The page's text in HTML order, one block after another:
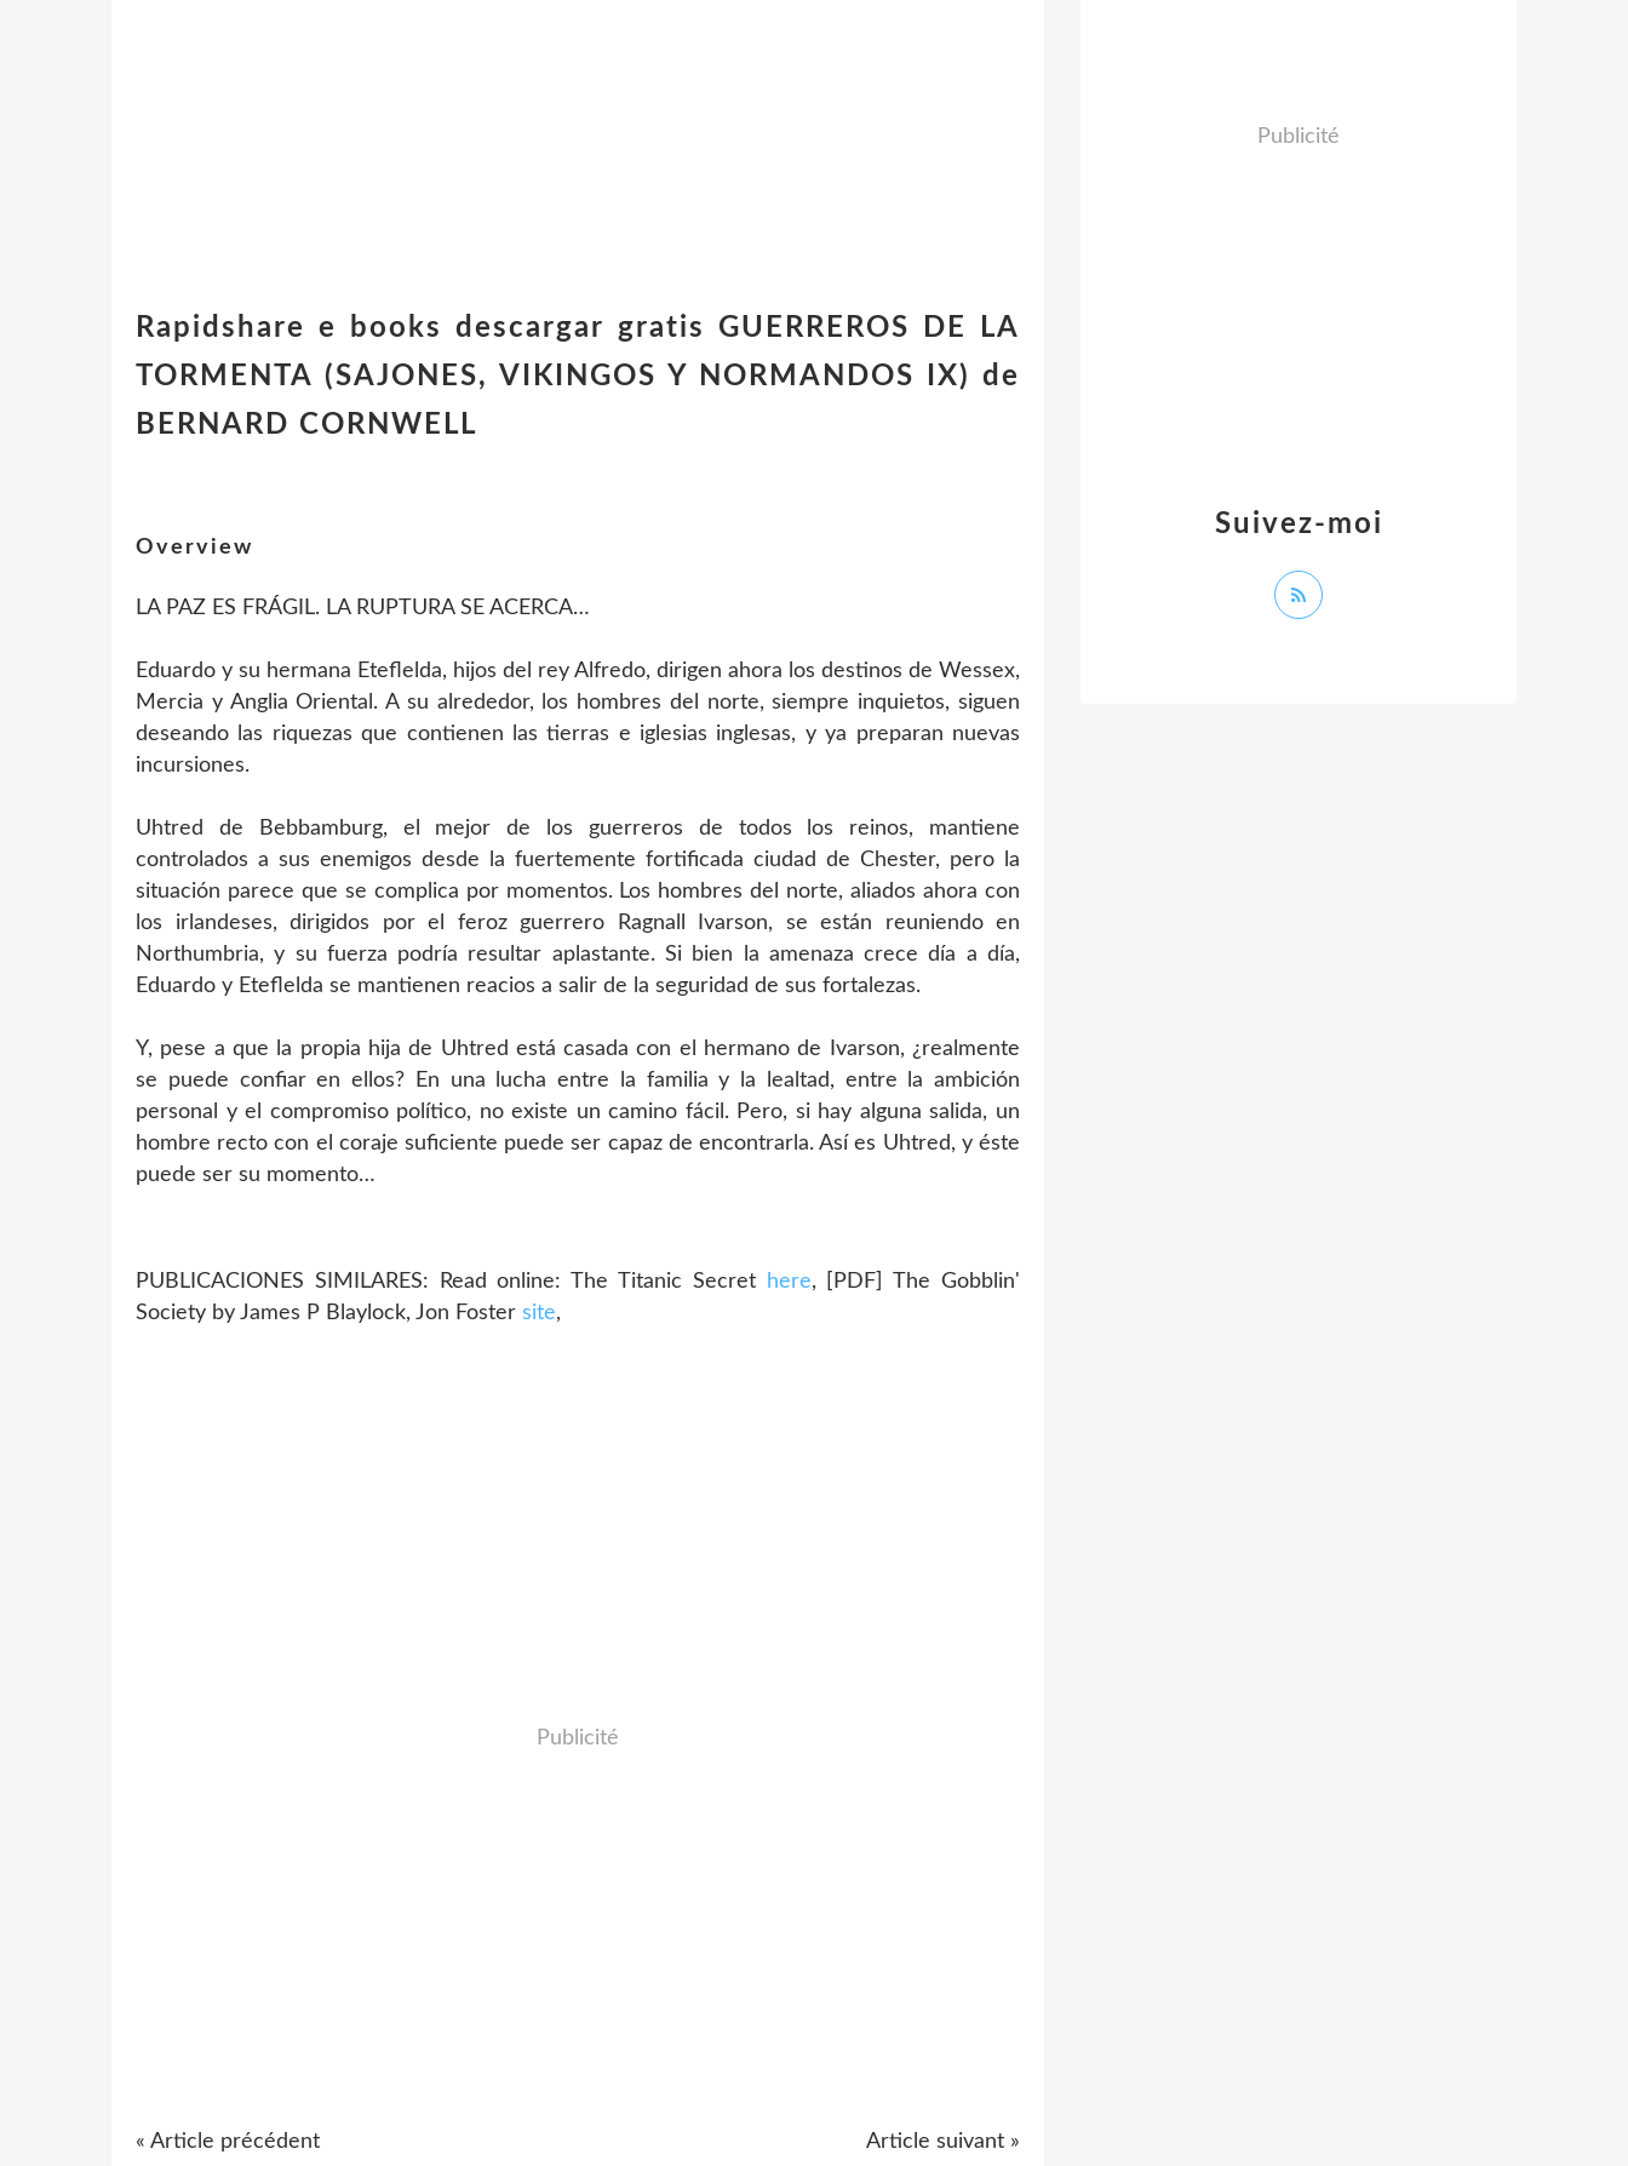
Rapidshare e books descargar gratis GUERREROS DE LA
TORMENTA (SAJONES, VIKINGOS Y NORMANDOS IX) de
BERNARD CORNWELL
Overview
LA PAZ ES FRÁGIL. LA RUPTURA SE ACERCA…
Eduardo y su hermana Eteflelda, hijos del rey Alfredo, dirigen ahora los destinos de Wessex,
Mercia y Anglia Oriental. A su alrededor, los hombres del norte, siempre inquietos, siguen
deseando las riquezas que contienen las tierras e iglesias inglesas, y ya preparan nuevas
incursiones.
Uhtred de Bebbamburg, el mejor de los guerreros de todos los reinos, mantiene
controlados a sus enemigos desde la fuertemente fortificada ciudad de Chester, pero la
situación parece que se complica por momentos. Los hombres del norte, aliados ahora con
los irlandeses, dirigidos por el feroz guerrero Ragnall Ivarson, se están reuniendo en
Northumbria, y su fuerza podría resultar aplastante. Si bien la amenaza crece día a día,
Eduardo y Eteflelda se mantienen reacios a salir de la seguridad de sus fortalezas.
Y, pese a que la propia hija de Uhtred está casada con el hermano de Ivarson, ¿realmente
se puede confiar en ellos? En una lucha entre la familia y la lealtad, entre la ambición
personal y el compromiso político, no existe un camino fácil. Pero, si hay alguna salida, un
hombre recto con el coraje suficiente puede ser capaz de encontrarla. Así es Uhtred, y éste
puede ser su momento…
PUBLICACIONES SIMILARES: Read online: The Titanic Secret here, [PDF] The Gobblin'
Society by James P Blaylock, Jon Foster site,
Publicité
« Article précédent Article suivant »
Suivez-moi
Publicité